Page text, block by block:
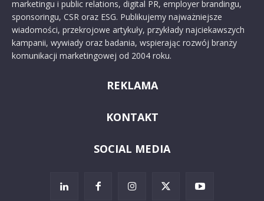
marketingu i public relations, digital PR, employer brandingu,
sponsoringu, CSR oraz ESG. Publikujemy najważniejsze
wiadomości, przekrojowe artykuły, przykłady najciekawszych
kampanii, wywiady oraz badania, wspierając rozwój branży
komunikacji marketingowej od 2004 roku.
REKLAMA
KONTAKT
SOCIAL MEDIA